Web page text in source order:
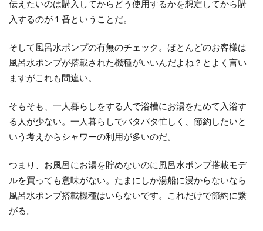
伝えたいのは購入してから どう使用するかを想定してから購
入するのが１番ということだ。
そして風呂水ポンプの有無のチェック。ほとんどのお客様は
風呂水ポンプが搭載された機種がいいんだよね？とよく言い
ますがこれも間違い。
そもそも、一人暮らしをする人で浴槽にお湯をためて入浴す
る人が少ない。一人暮らしでバタバタ忙しく、節約したいと
いう考えからシャワーの利用が多いのだ。
つまり、お風呂にお湯を貯めないのに風呂水ポンプ搭載モデ
ルを買っても意味がない。たまにしか湯船に浸からないなら
風呂水ポンプ搭載機種はいらないです。これだけで節約に繋
がる。